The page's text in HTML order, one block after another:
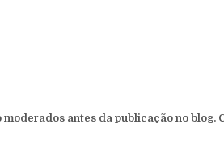
moderados antes da publicação no blog.